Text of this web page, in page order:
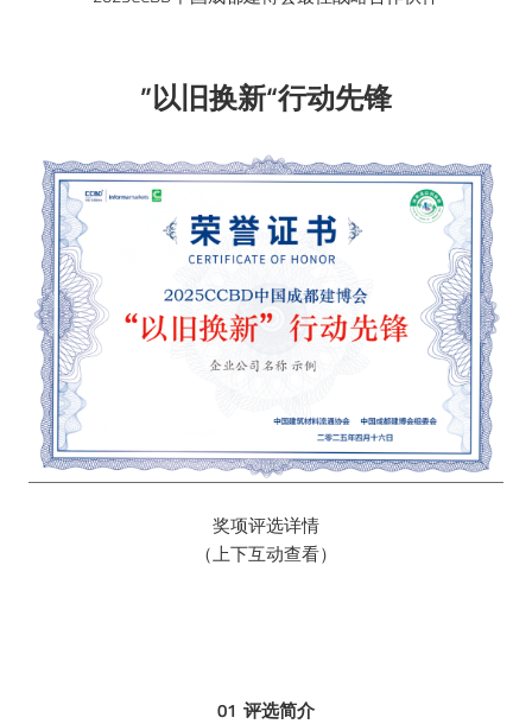
”以旧换新“行动先锋
奖项评选详情
（上下互动查看）
01 评选简介